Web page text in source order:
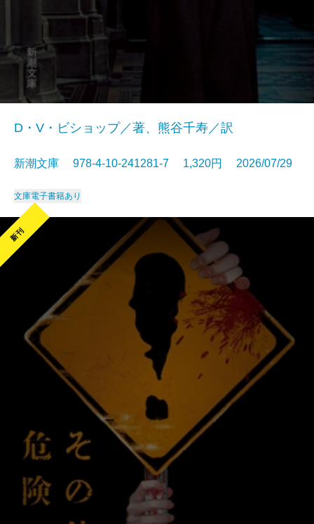
D・V・ビショップ／著、熊谷千寿／訳
新潮文庫 978-4-10-241281-7 1,320円 2026/07/29
文庫電子書籍あり
新刊